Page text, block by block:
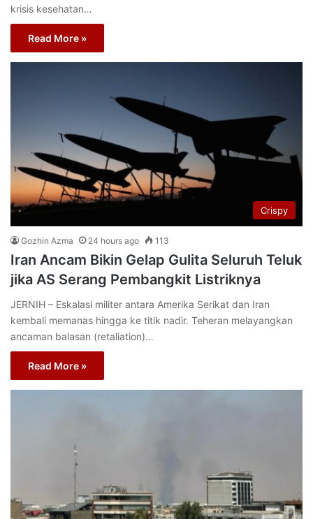
krisis kesehatan…
Read More »
Crispy
Gozhin Azma 24 hours ago 113
Iran Ancam Bikin Gelap Gulita Seluruh Teluk
jika AS Serang Pembangkit Listriknya
JERNIH – Eskalasi militer antara Amerika Serikat dan Iran
kembali memanas hingga ke titik nadir. Teheran melayangkan
ancaman balasan (retaliation)…
Read More »